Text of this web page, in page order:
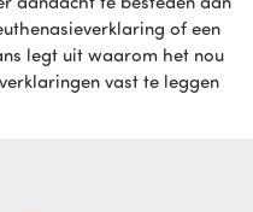
of een
legt uit waarom het nou
vast te leggen